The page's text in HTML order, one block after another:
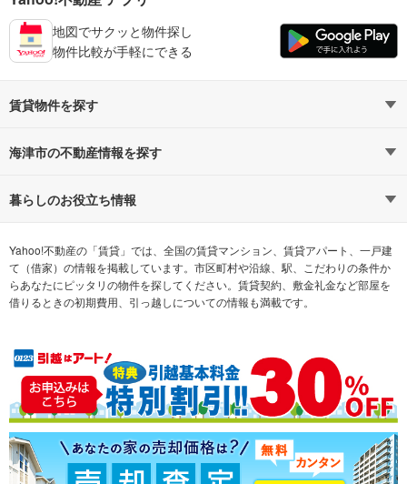
地図でサクッと物件探し
物件比較が手軽にできる
賃貸物件を探す
路線・駅から探す
通勤時間から探す
不動産会社から探す 希望の条件から探す
テーマから探す ランキングから探す
海津市の不動産情報を探す
不動産・住宅
新築マンション 中古マンション
新築一戸建て 中古一戸建て
売却査定
暮らしのお役立ち情報
マンションカタログ 教えて！住まいの先生
Yahoo!不動産の「賃貸」では、全国の賃貸マンション、賃貸アパート、一戸建
て（借家）の情報を掲載しています。市区町村や沿線、駅、こだわりの条件か
らあなたにピッタリの物件を探してください。賃貸契約、敷金礼金など部屋を
借りるときの初期費用、引っ越しについての情報も満載です。